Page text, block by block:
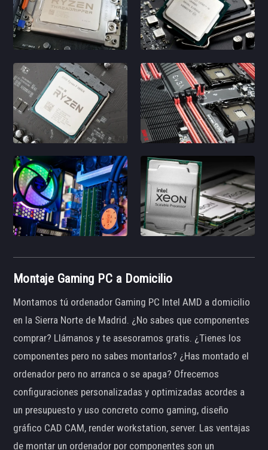
Montaje Gaming PC a Domicilio
Montamos tú ordenador Gaming PC Intel AMD a domicilio
en la Sierra Norte de Madrid. ¿No sabes que componentes
comprar? Llámanos y te asesoramos gratis. ¿Tienes los
componentes pero no sabes montarlos? ¿Has montado el
ordenador pero no arranca o se apaga? Ofrecemos
configuraciones personalizadas y optimizadas acordes a
un presupuesto y uso concreto como gaming, diseño
gráfico CAD CAM, render workstation, server. Las ventajas
de montar un ordenador por componentes son un